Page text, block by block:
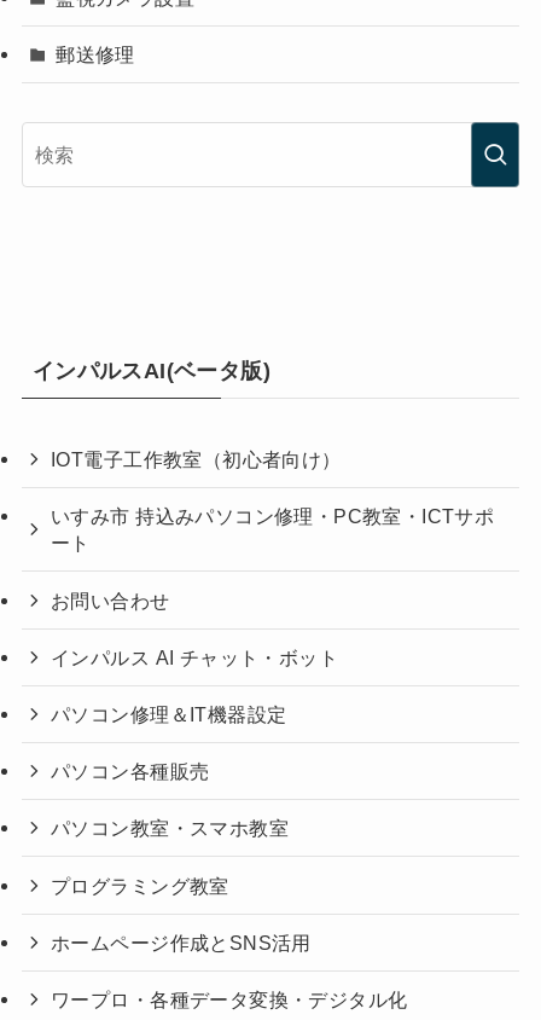
郵送修理
インパルスAI(ベータ版)
IOT電子工作教室（初心者向け）
いすみ市 持込みパソコン修理・PC教室・ICTサポ
ート
お問い合わせ
インパルス AI チャット・ボット
パソコン修理＆IT機器設定
パソコン各種販売
パソコン教室・スマホ教室
プログラミング教室
ホームページ作成とSNS活用
ワープロ・各種データ変換・デジタル化